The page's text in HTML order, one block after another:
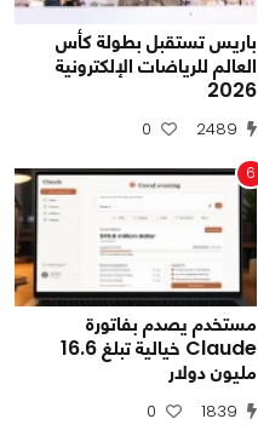
باريس تستقبل بطولة كأس
العالم للرياضات الإلكترونية
2026
2489
0
6
مستخدم يصدم بفاتورة
Claude خيالية تبلغ 16.6
مليون دولار
1839
0